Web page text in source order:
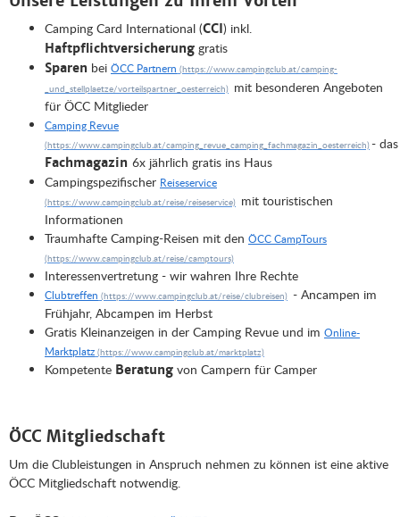
Camping Card International (CCI) inkl.
Haftpflichtversicherung gratis
Sparen bei ÖCC Partnern
mit besonderen Angeboten
für ÖCC Mitglieder
Camping Revue
- das
Fachmagazin 6x jährlich gratis ins Haus
Campingspezifischer Reiseservice
mit touristischen
Informationen
Traumhafte Camping-Reisen mit den ÖCC CampTours
Interessenvertretung - wir wahren Ihre Rechte
Clubtreffen
- Ancampen im
Frühjahr, Abcampen im Herbst
Gratis Kleinanzeigen in der Camping Revue und im Online-
Marktplatz
Kompetente Beratung von Campern für Camper
ÖCC Mitgliedschaft
Um die Clubleistungen in Anspruch nehmen zu können ist eine aktive
ÖCC Mitgliedschaft notwendig.